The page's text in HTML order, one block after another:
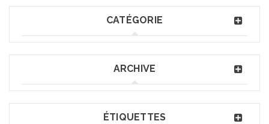
CATÉGORIE
ARCHIVE
ÉTIQUETTES